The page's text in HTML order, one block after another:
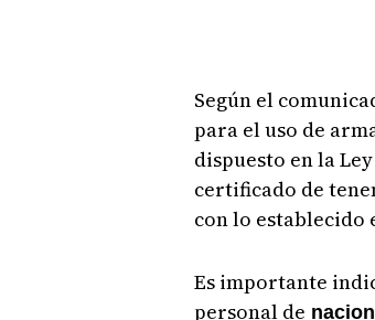
Según el
para el uso de
dispuesto en la
certificado de
con lo establecido
Es importante
personal de